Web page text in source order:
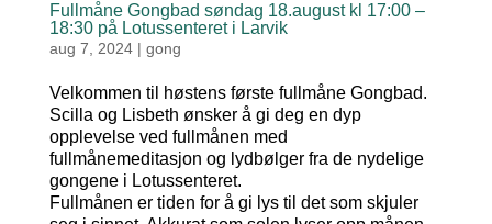
Fullmåne Gongbad søndag 18.august kl 17:00 –
18:30 på Lotussenteret i Larvik
aug 7, 2024| gong
Velkommen til høstens første fullmåne Gongbad.
Scilla og Lisbeth ønsker å gi deg en dyp
opplevelse ved fullmånen med
fullmånemeditasjon og lydbølger fra de nydelige
gongene i Lotussenteret.
Fullmånen er tiden for å gi lys til det som skjuler